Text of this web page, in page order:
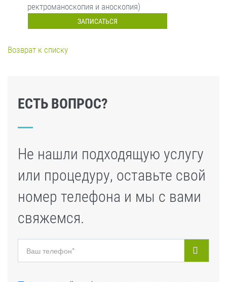
ректроманоскопия и аноскопия)
ЗАПИСАТЬСЯ
Возврат к списку
ЕСТЬ ВОПРОС?
Не нашли подходящую услугу
или процедуру, оставьте свой
номер телефона и мы с вами
свяжемся.